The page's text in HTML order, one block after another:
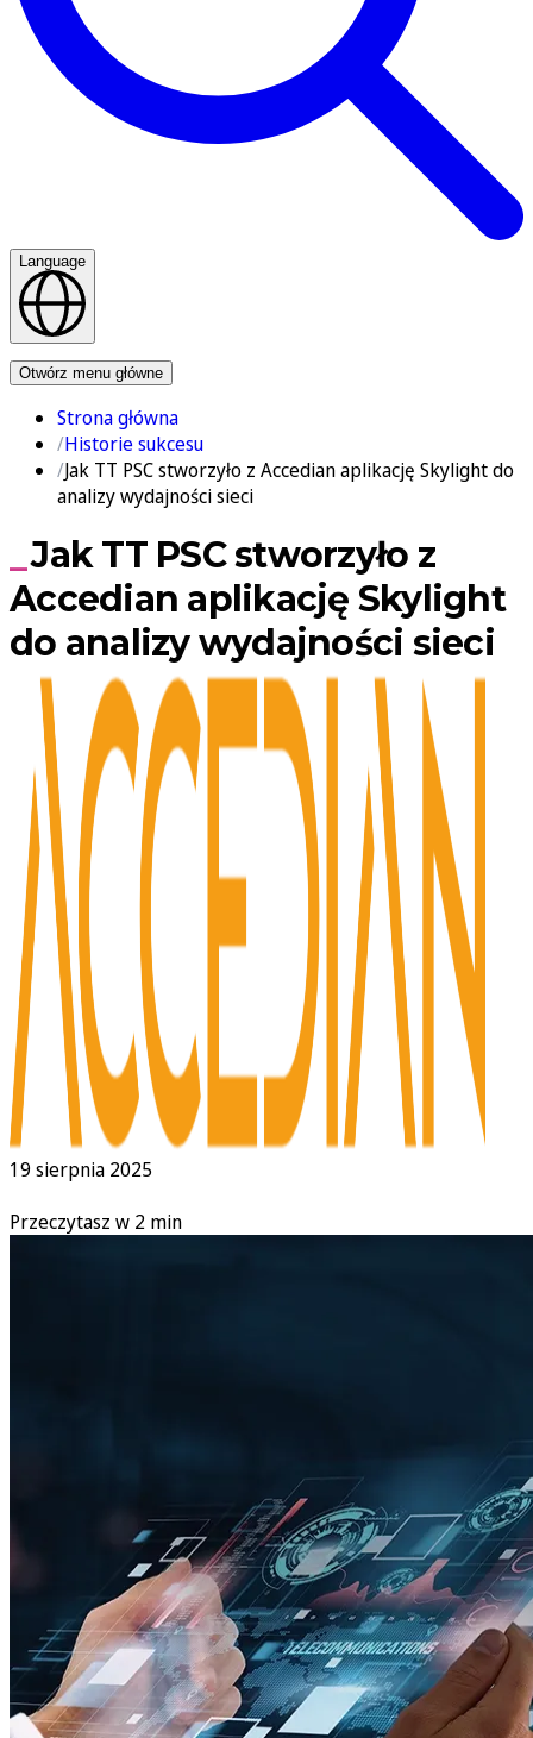
Language
Otwórz menu główne
Strona główna
Historie sukcesu
Jak TT PSC stworzyło z Accedian aplikację Skylight do
analizy wydajności sieci
Jak TT PSC stworzyło z
Accedian aplikację Skylight
do analizy wydajności sieci
19 sierpnia 2025
Przeczytasz w 2 min